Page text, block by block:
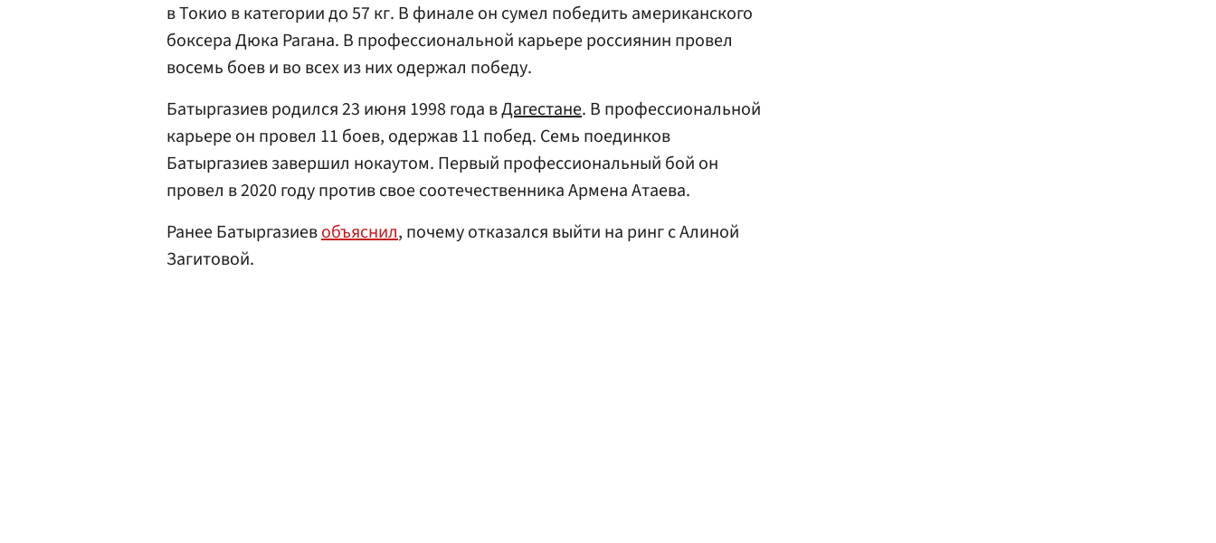
в Токио в категории до 57 кг. В финале он сумел победить американского
боксера Дюка Рагана. В профессиональной карьере россиянин провел
восемь боев и во всех из них одержал победу.
Батыргазиев родился 23 июня 1998 года вДагестане. В профессиональной
карьере он провел 11 боев, одержав 11 побед. Семь поединков
Батыргазиев завершил нокаутом. Первый профессиональный бой он
провел в 2020 году против свое соотечественника Армена Атаева.
Ранее Батыргазиевобъяснил, почему отказался выйти на ринг с Алиной
Загитовой.